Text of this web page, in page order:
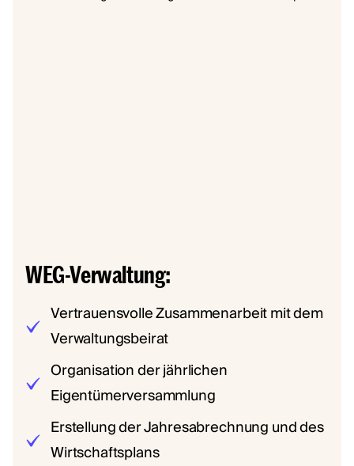
WEG-Verwaltung:
Vertrauensvolle Zusammenarbeit mit dem
Verwaltungsbeirat
Organisation der jährlichen
Eigentümerversammlung
Erstellung der Jahresabrechnung und des
Wirtschaftsplans